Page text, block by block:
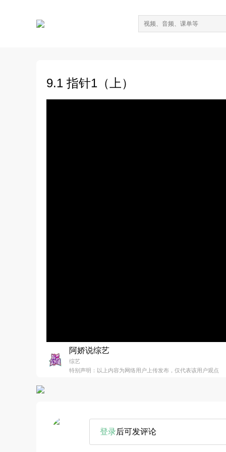
9.1 指针1（上）
阿娇说综艺
综艺
特别声明：以上内容为网络用户上传发布，仅代表该用户观点
登录后可发评论